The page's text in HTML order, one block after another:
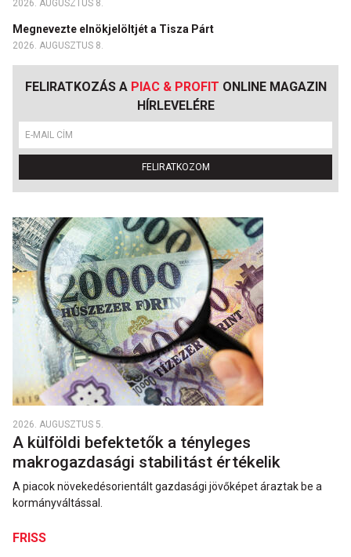
2026. AUGUSZTUS 8.
Megnevezte elnökjelöltjét a Tisza Párt
2026. AUGUSZTUS 8.
FELIRATKOZÁS A PIAC & PROFIT ONLINE MAGAZIN
HÍRLEVELÉRE
FELIRATKOZOM
2026. AUGUSZTUS 5.
A külföldi befektetők a tényleges
makrogazdasági stabilitást értékelik
A piacok növekedésorientált gazdasági jövőképet áraztak be a
kormányváltással.
FRISS